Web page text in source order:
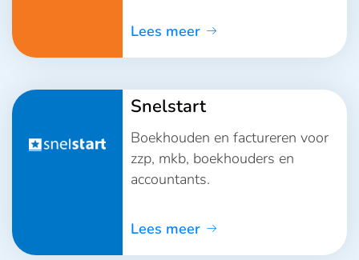
Lees meer
Snelstart
Boekhouden en factureren voor
zzp, mkb, boekhouders en
accountants.
Lees meer